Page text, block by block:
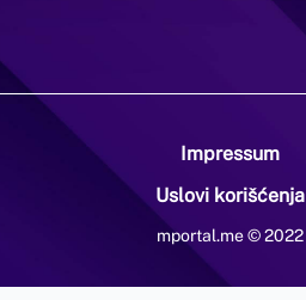
Impressum
Uslovi korišćenja
mportal.me © 2022